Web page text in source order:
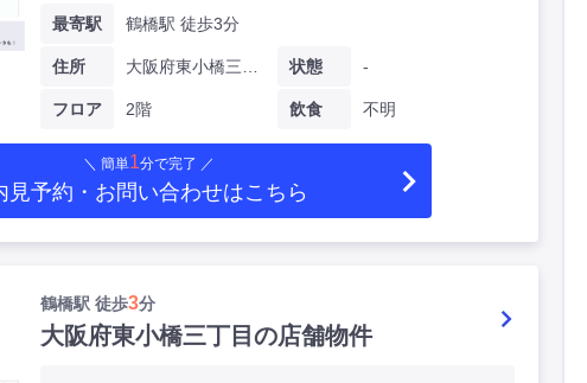
最寄駅 鶴橋駅 徒歩3分
住所
フロア 2階
状態 -
飲食 不明
＼ 簡単1分で完了 ／
見予約・お問い合わせはこちら
鶴橋駅 徒歩3分
大阪府東小橋三丁目の店舗物件